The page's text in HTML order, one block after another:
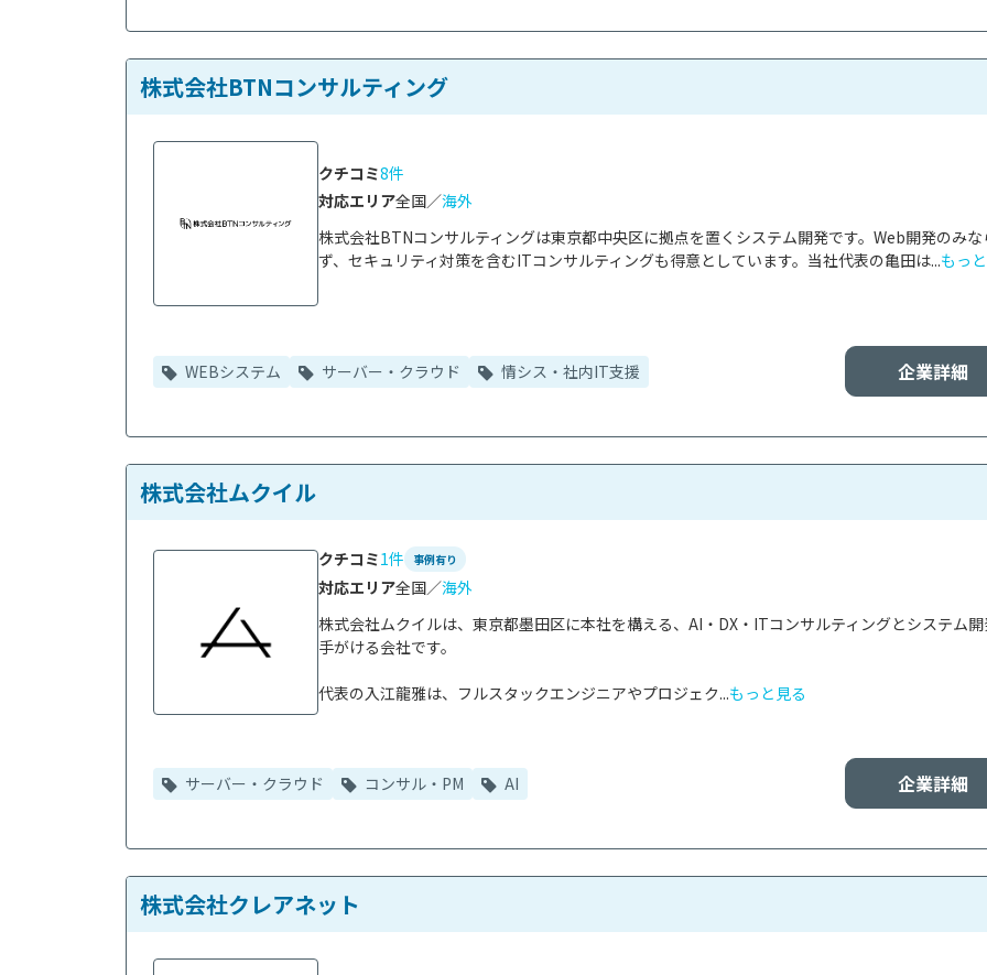
株式会社BTNコンサルティング
株式会社BTNコンサルティングは東京都中央区に拠点を置くシステム開発です。Web開発のみな
ず、セキュリティ対策を含むITコンサルティングも得意としています。当社代表の亀田は...もっ
クチコミ8件
対応エリア全国／海外
企業詳細
WEBシステム サーバー・クラウド 情シス・社内IT支援
株式会社ムクイル
株式会社ムクイルは、東京都墨田区に本社を構える、AI・DX・ITコンサルティングとシステム
手がける会社です。
代表の入江龍雅は、フルスタックエンジニアやプロジェク...もっと見る
クチコミ1件 事例有り
対応エリア全国／海外
企業詳細
サーバー・クラウド コンサル・PM AI
株式会社クレアネット